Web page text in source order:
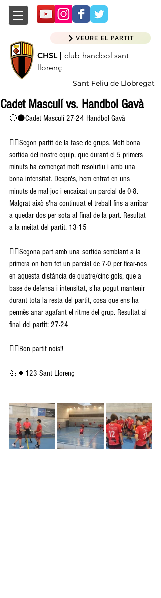
CHSL | club handbol sant
llorenç
Sant Feliu de Llobregat
VEURE EL PARTIT
Cadet Masculí vs. Handbol Gavà
🔴⚫Cadet Masculí 27-24 Handbol Gavà
👉🏽Segon partit de la fase de grups. Molt bona
sortida del nostre equip, que durant el 5 primers
minuts ha començat molt resolutiu i amb una
bona intensitat. Després, hem entrat en uns
minuts de mal joc i encaixat un parcial de 0-8.
Malgrat això s'ha continuat el treball fins a arribar
a quedar dos per sota al final de la part. Resultat
a la meitat del partit. 13-15
👉🏽Segona part amb una sortida semblant a la
primera on hem fet un parcial de 7-0 per ficar-nos
en aquesta distància de quatre/cinc gols, que a
base de defensa i intensitat, s'ha pogut mantenir
durant tota la resta del partit, cosa que ens ha
permès anar agafant el ritme del grup. Resultat al
final del partit: 27-24
👉🏽Bon partit nois!!
💪🏽123 Sant Llorenç